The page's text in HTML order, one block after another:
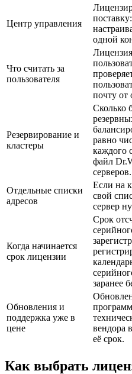
Центр управления
одной
Что считать за
пользователя
почту от
Резервирование и
кластеры
Сколько
равно
каждого
файл
серверов.
Отдельные списки
адресов
Если на
свой
сервер
Когда начинается
срок лицензии
Срок
заранее
Обновления и
поддержка уже в
цене
вендора
её срок.
Как выбрать